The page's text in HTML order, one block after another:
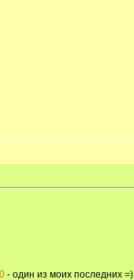
- один из моих последних =)